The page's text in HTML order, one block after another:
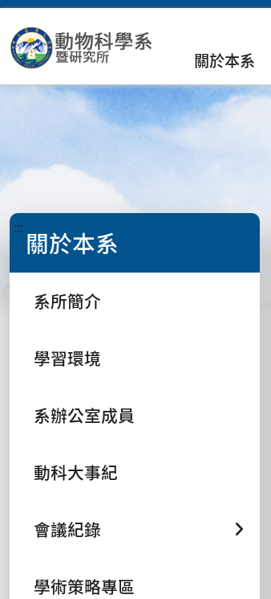
關於本系
::: 關於本系
系所簡介
學習環境
系辦公室成員
動科大事紀
會議紀錄
學術策略專區